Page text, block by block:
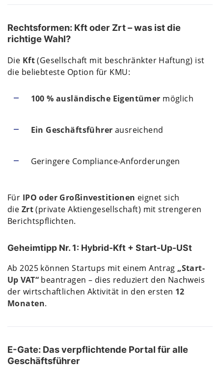
Rechtsformen: Kft oder Zrt – was ist die
richtige Wahl?
Die Kft(Gesellschaft mit beschränkter Haftung) ist
die beliebteste Option für KMU:
100 % ausländische Eigentümer möglich
Ein Geschäftsführer ausreichend
Geringere Compliance-Anforderungen
Für IPO oder Großinvestitionen eignet sich
die Zrt(private Aktiengesellschaft) mit strengeren
Berichtspflichten.
Geheimtipp Nr. 1: Hybrid-Kft + Start-Up-USt
Ab 2025 können Startups mit einem Antrag „Start-
Up VAT“beantragen – dies reduziert den Nachweis
der wirtschaftlichen Aktivität in den ersten 12
Monaten.
E-Gate: Das verpflichtende Portal für alle
Geschäftsführer